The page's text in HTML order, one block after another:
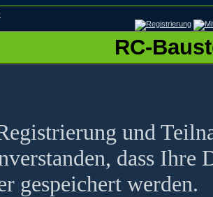
RC-
und
dass Ihre
gespeichert werden.